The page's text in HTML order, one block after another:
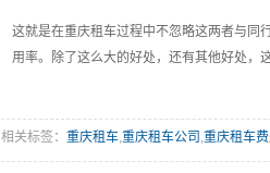
这就是在重庆租车过程中不忽略这两者与同
用率。除了这么大的好处，还有其他好处，
相关标签： 重庆租车,重庆租车公司 ,重庆租车费